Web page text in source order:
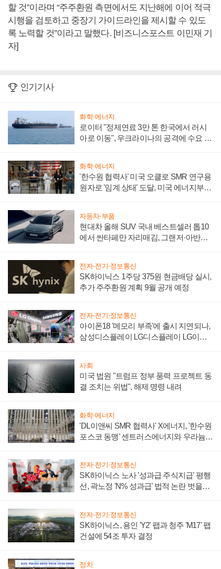
할 것”이라며 “주주환원 측면에서도 지난해에 이어 적극
시행을 검토하고 중장기 가이드라인을 제시할 수 있도
록 노력할 것”이라고 말했다. [비즈니스포스트 이민재 기
자]
인기기사
화학·에너지
로이터 "정제연료 3만 톤 한국에서 러시
아로 이동", 우크라이나의 공격에 수요 늘
화학·에너지
'한수원 협력사' 미국 오클로 SMR 연구용
원자로 '임계 상태' 도달, 미국 에너지부
자동차·부품
현대차 올해 SUV 국내 베스트셀러 톱10
에서 싼타페만 자리매김, 그랜저·아반떼
전자·전기·정보통신
SK하이닉스 1주당 375원 현금배당 실시,
추가 주주환원 계획 9월 공개 예정
전자·전기·정보통신
아이폰18 '메모리 부족'에 출시 지연되나,
삼성디스플레이 LG디스플레이 LG이노
사회
미국 법원 "트럼프 정부 풍력 프로젝트 동
결 조치는 위법", 해제 명령 내려
화학·에너지
'DL이앤씨 SMR 협력사' X에너지, '한수원
포스코 동맹' 센트러스에너지와 우라늄
전자·전기·정보통신
SK하이닉스 노사 '성과급 주식지급' 평행
선, 곽노정 'N% 성과급' 법적 논란 벗을지
전자·전기·정보통신
SK하이닉스, 용인 'Y2' 팹과 청주 'M17' 팹
건설에 54조 투자 결정
정치